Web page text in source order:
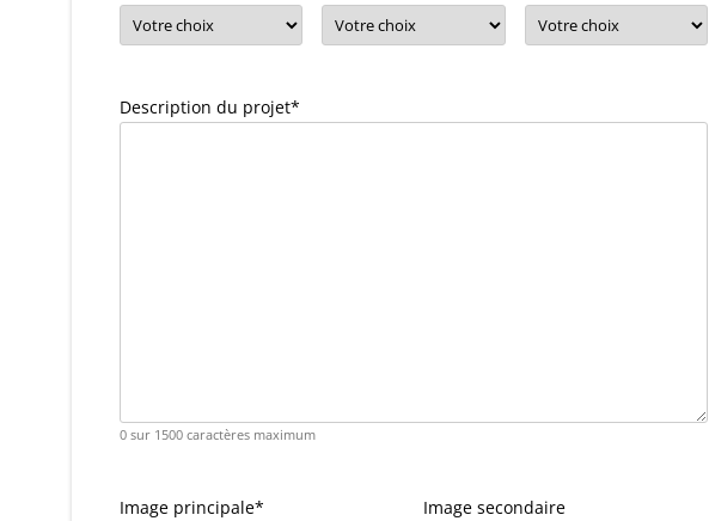
Description du projet*
0 sur 1500 caractères maximum
Image principale*
Image secondaire